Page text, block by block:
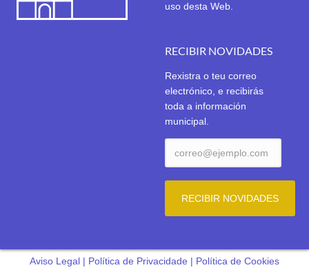
uso desta Web.
RECIBIR NOVIDADES
Rexistra o teu correo
electrónico, e recibirás
toda a información
municipal.
Aviso Legal | Política de Privacidade | Política de Cookies